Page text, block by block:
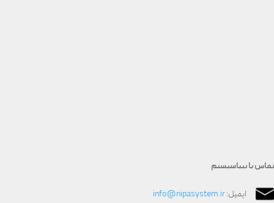
تماس با نیپاسیستم
ایمیل:info@nipasystem.ir